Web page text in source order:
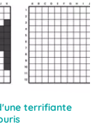
terrifiante